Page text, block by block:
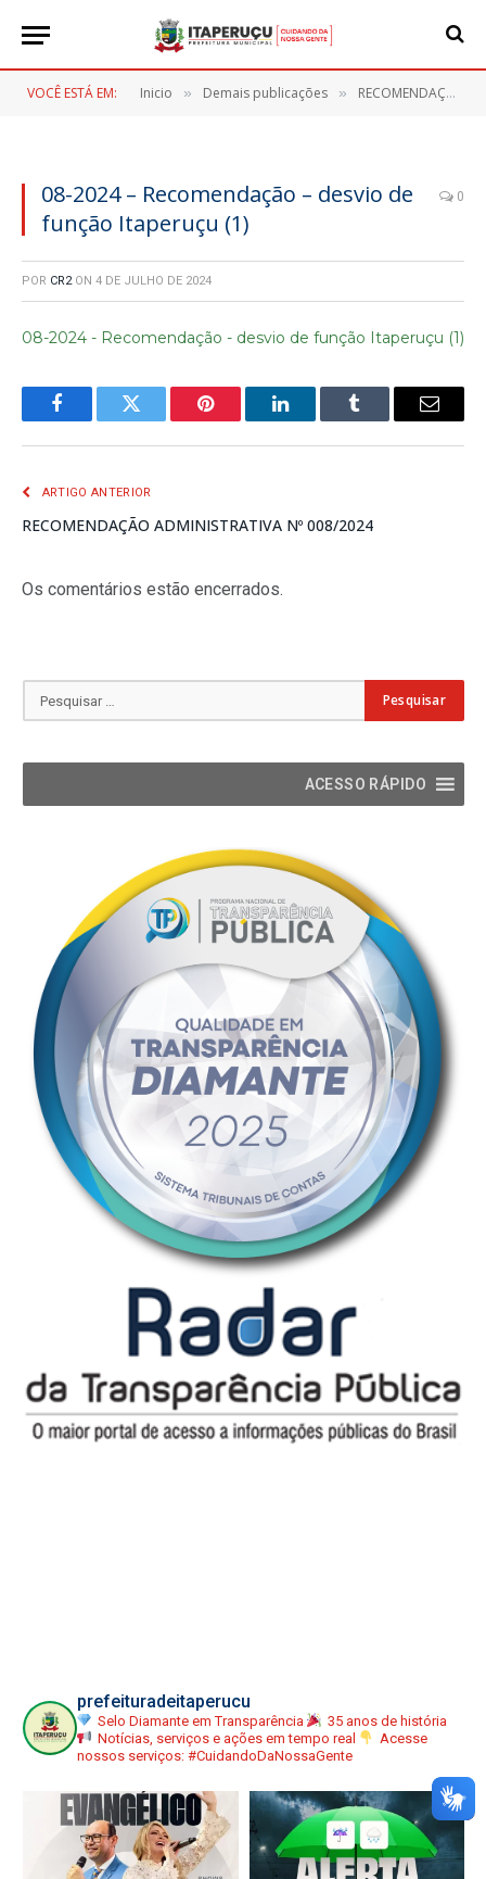
VOCÊ ESTÁ EM: Inicio » Demais publicações » RECOMENDAÇÃO ADMINISTRATIVA Nº 008/2024
08-2024 – Recomendação – desvio de
função Itaperuçu (1)
0
POR CR2 ON 4 DE JULHO DE 2024
08-2024 - Recomendação - desvio de função Itaperuçu (1)
FacebookTwitter Pinterest LinkedInTumblr
E-
ARTIGO ANTERIOR
RECOMENDAÇÃO ADMINISTRATIVA Nº 008/2024
Os comentários estão encerrados.
ACESSO RÁPIDO
prefeituradeitaperucu
Selo Diamante em Transparência
35 anos de história
Notícias, serviços e ações em tempo real
Acesse
nossos serviços: #CuidandoDaNossaGente